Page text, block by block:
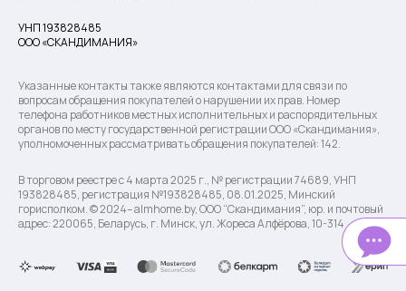
УНП 193828485
ООО «СКАНДИМАНИЯ»
Указанные контакты также являются контактами для связи по
вопросам обращения покупателей о нарушении их прав. Номер
телефона работников местных исполнительных и распорядительных
органов по месту государственной регистрации ООО «Скандимания»,
уполномоченных рассматривать обращения покупателей: 142.
В торговом реестре с 4 марта 2025 г., № регистрации 74689, УНП
193828485, регистрация №193828485, 08.01.2025, Минский
горисполком. © 2024– almhome.by, ООО “Скандимания”, юр. и почтовый
адрес: 220065, Беларусь, г. Минск, ул. Жореса Алфёрова, 10-314